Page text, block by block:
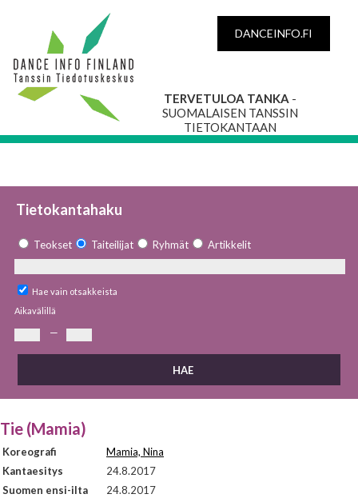
DANCEINFO.FI
TERVETULOA TANKA -
SUOMALAISEN TANSSIN
TIETOKANTAAN
Tietokantahaku
Teokset Taiteilijat Ryhmät Artikkelit
Hae vain otsakkeista
Aikavälillä
—
Tie (Mamia)
Koreografi
Mamia, Nina
Kantaesitys
24.8.2017
Suomen ensi-ilta
24.8.2017